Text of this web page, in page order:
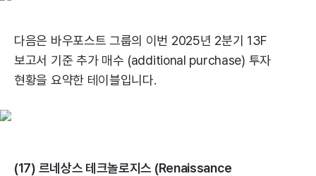
다음은 바우포스트 그룹의 이번 2025년 2분기 13F
보고서 기준 추가 매수 (additional purchase) 투자
현황을 요약한 테이블입니다.
(17) 르네상스 테크놀로지스 (Renaissance